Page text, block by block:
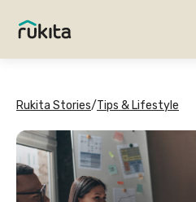
Rukita Stories/Tips & Lifestyle